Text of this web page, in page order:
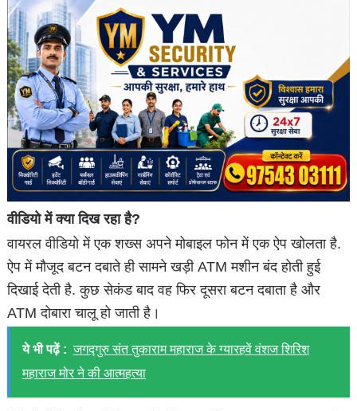
वीडियो में क्या दिख रहा है?
वायरल वीडियो में एक शख्स अपने मोबाइल फोन में एक ऐप खोलता है.
ऐप में मौजूद बटन दबाते ही सामने खड़ी ATM मशीन बंद होती हुई
दिखाई देती है. कुछ सेकंड बाद वह फिर दूसरा बटन दबाता है और
ATM दोबारा चालू हो जाती है।
ये भी पढ़ें : जगद्गुरु संत तुकाराम महाराज के ग्यारहवें वंशज शिरिश
महाराज मोर ने की आत्महत्या